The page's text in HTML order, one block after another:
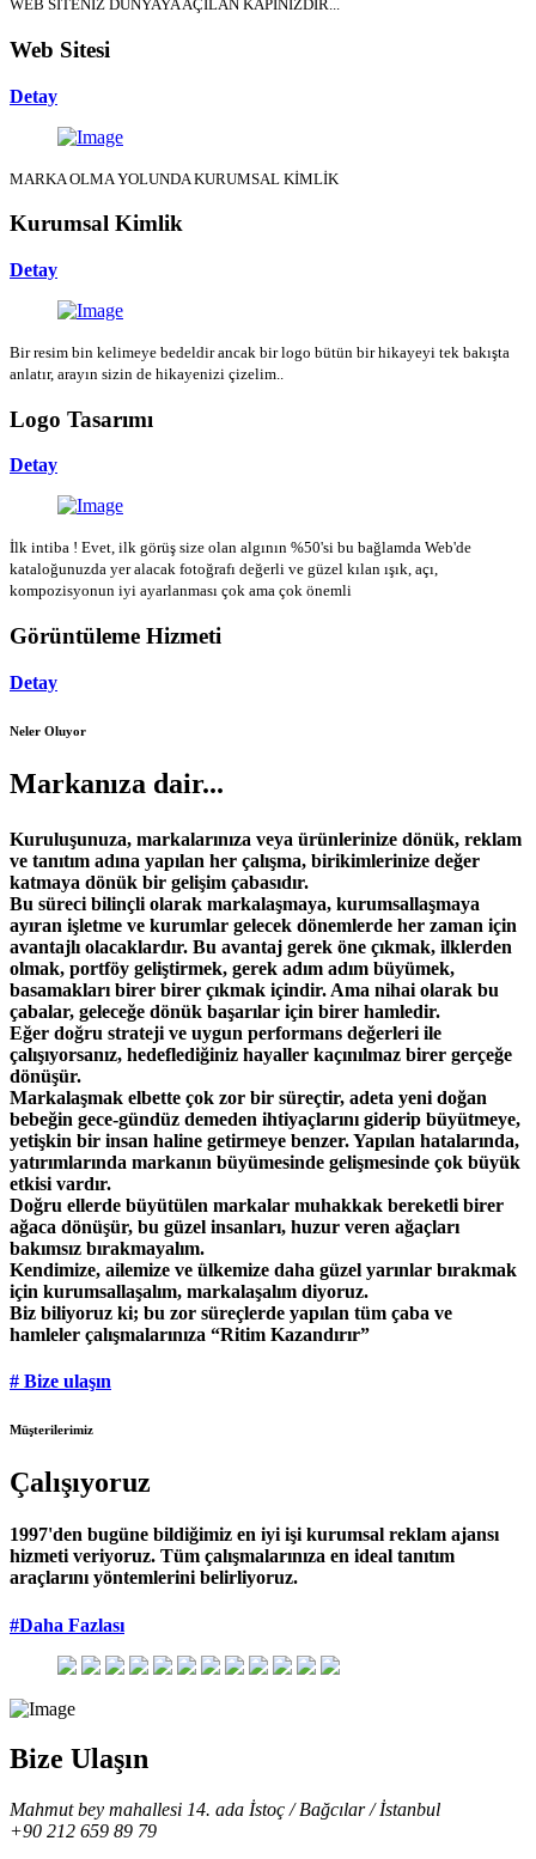
WEB SİTENİZ DÜNYAYA AÇILAN KAPINIZDIR...
Web Sitesi
Detay
MARKA OLMA YOLUNDA KURUMSAL KİMLİK
Kurumsal Kimlik
Detay
Bir resim bin kelimeye bedeldir ancak bir logo bütün bir hikayeyi tek bakışta
anlatır, arayın sizin de hikayenizi çizelim..
Logo Tasarımı
Detay
İlk intiba ! Evet, ilk görüş size olan algının %50'si bu bağlamda Web'de
kataloğunuzda yer alacak fotoğrafı değerli ve güzel kılan ışık, açı,
kompozisyonun iyi ayarlanması çok ama çok önemli
Görüntüleme Hizmeti
Detay
Neler Oluyor
Markanıza dair...
Kuruluşunuza, markalarınıza veya ürünlerinize dönük, reklam
ve tanıtım adına yapılan her çalışma, birikimlerinize değer
katmaya dönük bir gelişim çabasıdır.
Bu süreci bilinçli olarak markalaşmaya, kurumsallaşmaya
ayıran işletme ve kurumlar gelecek dönemlerde her zaman için
avantajlı olacaklardır. Bu avantaj gerek öne çıkmak, ilklerden
olmak, portföy geliştirmek, gerek adım adım büyümek,
basamakları birer birer çıkmak içindir. Ama nihai olarak bu
çabalar, geleceğe dönük başarılar için birer hamledir.
Eğer doğru strateji ve uygun performans değerleri ile
çalışıyorsanız, hedeflediğiniz hayaller kaçınılmaz birer gerçeğe
dönüşür.
Markalaşmak elbette çok zor bir süreçtir, adeta yeni doğan
bebeğin gece-gündüz demeden ihtiyaçlarını giderip büyütmeye,
yetişkin bir insan haline getirmeye benzer. Yapılan hatalarında,
yatırımlarında markanın büyümesinde gelişmesinde çok büyük
etkisi vardır.
Doğru ellerde büyütülen markalar muhakkak bereketli birer
ağaca dönüşür, bu güzel insanları, huzur veren ağaçları
bakımsız bırakmayalım.
Kendimize, ailemize ve ülkemize daha güzel yarınlar bırakmak
için kurumsallaşalım, markalaşalım diyoruz.
Biz biliyoruz ki; bu zor süreçlerde yapılan tüm çaba ve
hamleler çalışmalarınıza “Ritim Kazandırır”
# Bize ulaşın
Müşterilerimiz
Çalışıyoruz
1997'den bugüne bildiğimiz en iyi işi kurumsal reklam ajansı
hizmeti veriyoruz. Tüm çalışmalarınıza en ideal tanıtım
araçlarını yöntemlerini belirliyoruz.
#Daha Fazlası
Bize Ulaşın
Mahmut bey mahallesi 14. ada İstoç / Bağcılar / İstanbul
+90 212 659 89 79